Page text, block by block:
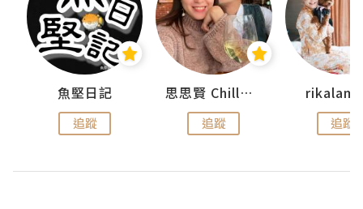
魚堅日記
追蹤
思思賢 ChillMyBabe
追蹤 追蹤